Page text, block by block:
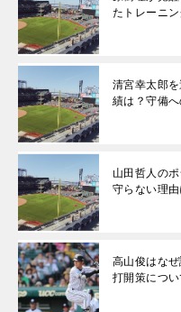
たトレーニ
清宮幸太郎
績は？守備
山田哲人の
守らない理
高山俊はな
打開策につい